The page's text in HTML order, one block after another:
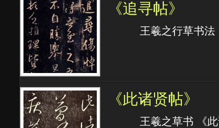
《追寻帖》
王羲之行草书法
《此诸贤帖》
王羲之草书 《